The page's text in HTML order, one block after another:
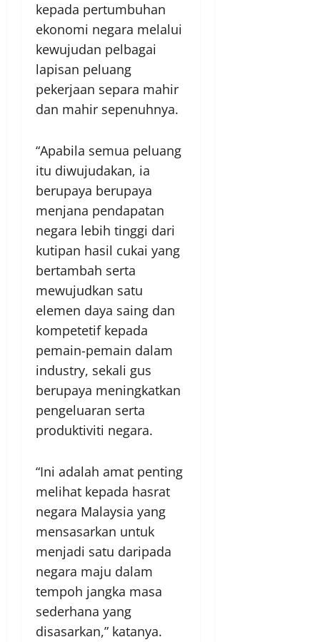
kepada pertumbuhan
ekonomi negara melalui
kewujudan pelbagai
lapisan peluang
pekerjaan separa mahir
dan mahir sepenuhnya.
“Apabila semua peluang
itu diwujudakan, ia
berupaya berupaya
menjana pendapatan
negara lebih tinggi dari
kutipan hasil cukai yang
bertambah serta
mewujudkan satu
elemen daya saing dan
kompetetif kepada
pemain-pemain dalam
industry, sekali gus
berupaya meningkatkan
pengeluaran serta
produktiviti negara.
“Ini adalah amat penting
melihat kepada hasrat
negara Malaysia yang
mensasarkan untuk
menjadi satu daripada
negara maju dalam
tempoh jangka masa
sederhana yang
disasarkan,” katanya.